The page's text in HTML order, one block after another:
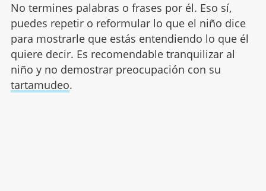
No termines palabras o frases por él. Eso sí,
puedes repetir o reformular lo que el niño dice
para mostrarle que estás entendiendo lo que él
quiere decir. Es recomendable tranquilizar al
niño y no demostrar preocupación con su
tartamudeo.